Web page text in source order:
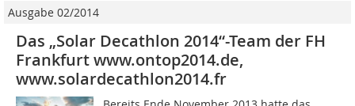
Ausgabe 02/2014
Das „Solar Decathlon 2014“-Team der FH
Frankfurt www.ontop2014.de,
www.solardecathlon2014.fr